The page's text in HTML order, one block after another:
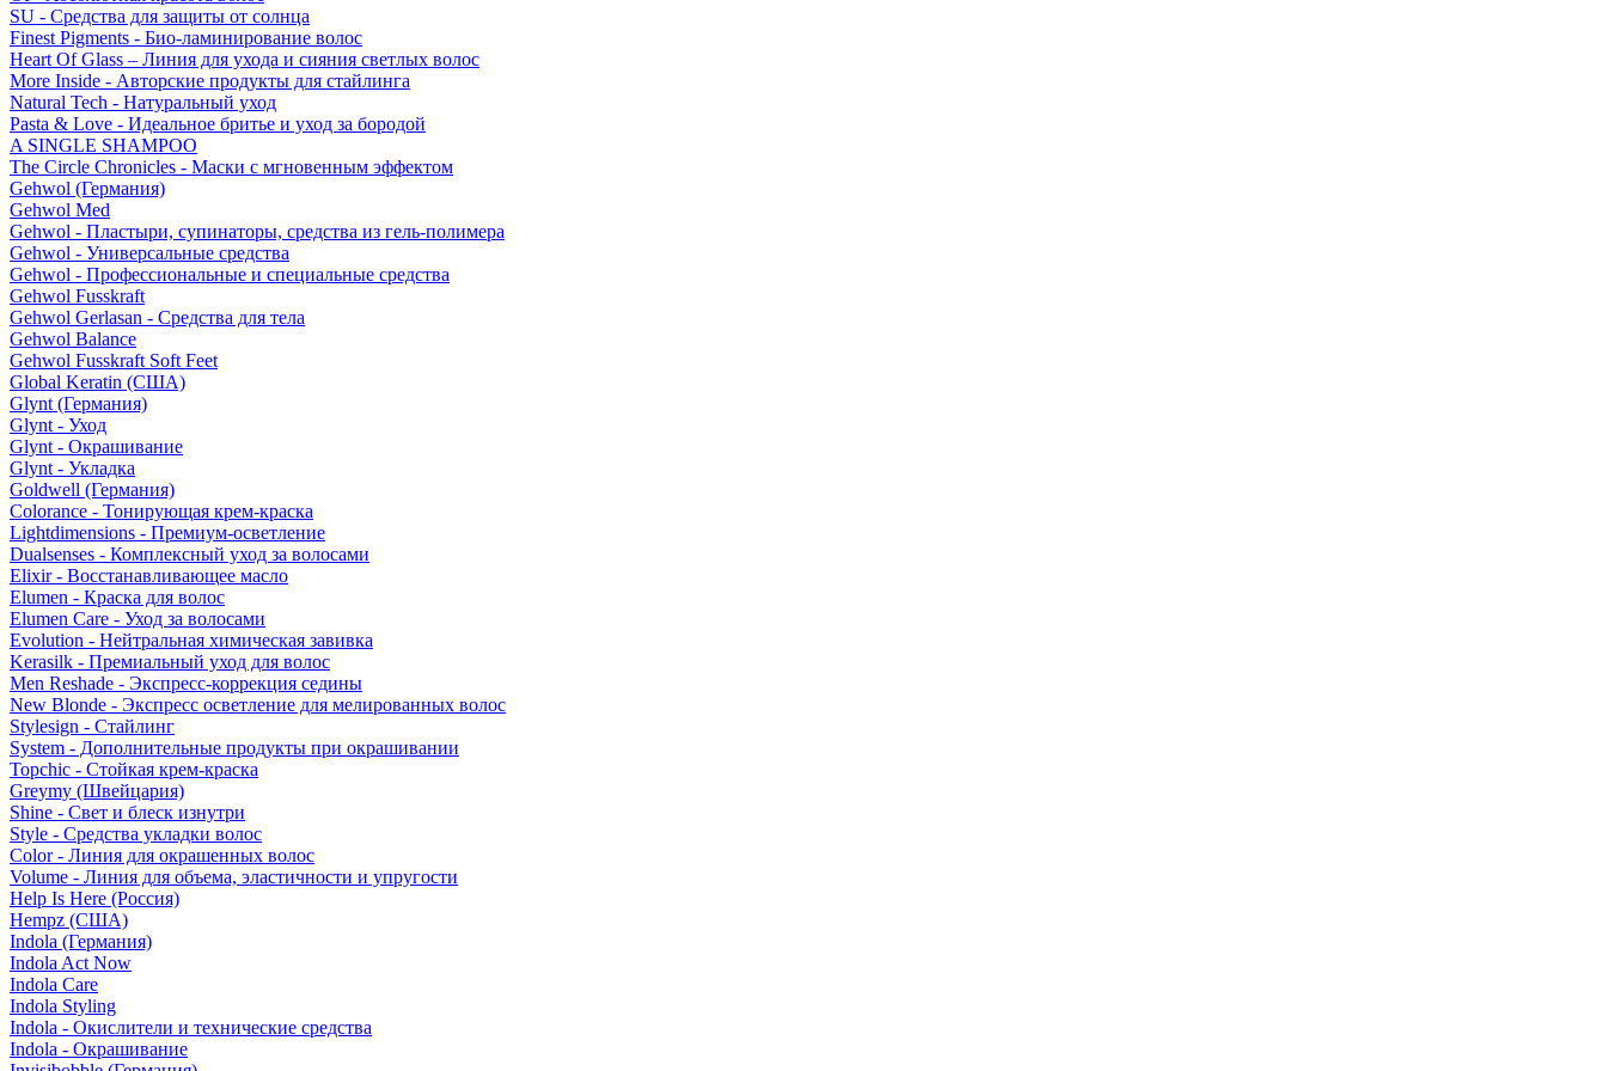
SU - Средства для защиты от солнца
Finest Pigments - Био-ламинирование волос
Heart Of Glass – Линия для ухода и сияния светлых волос
More Inside - Авторские продукты для стайлинга
Natural Tech - Натуральный уход
Pasta & Love - Идеальное бритье и уход за бородой
A SINGLE SHAMPOO
The Circle Chronicles - Маски с мгновенным эффектом
Gehwol (Германия)
Gehwol Med
Gehwol - Пластыри, супинаторы, средства из гель-полимера
Gehwol - Универсальные средства
Gehwol - Профессиональные и специальные средства
Gehwol Fusskraft
Gehwol Gerlasan - Средства для тела
Gehwol Balance
Gehwol Fusskraft Soft Feet
Global Keratin (США)
Glynt (Германия)
Glynt - Уход
Glynt - Окрашивание
Glynt - Укладка
Goldwell (Германия)
Colorance - Тонирующая крем-краска
Lightdimensions - Премиум-осветление
Dualsenses - Комплексный уход за волосами
Elixir - Восстанавливающее масло
Elumen - Краска для волос
Elumen Care - Уход за волосами
Evolution - Нейтральная химическая завивка
Kerasilk - Премиальный уход для волос
Men Reshade - Экспресс-коррекция седины
New Blonde - Экспресс осветление для мелированных волос
Stylesign - Стайлинг
System - Дополнительные продукты при окрашивании
Topchic - Стойкая крем-краска
Greymy (Швейцария)
Shine - Свет и блеск изнутри
Style - Средства укладки волос
Color - Линия для окрашенных волос
Volume - Линия для объема, эластичности и упругости
Help Is Here (Россия)
Hempz (США)
Indola (Германия)
Indola Act Now
Indola Care
Indola Styling
Indola - Окислители и технические средства
Indola - Окрашивание